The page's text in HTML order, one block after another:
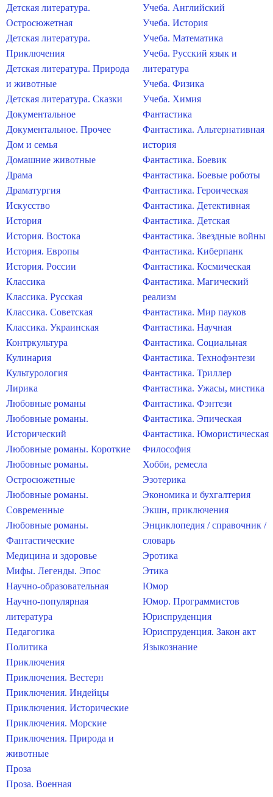
Детская литература.
Остросюжетная
Детская литература.
Приключения
Детская литература. Природа
и животные
Детская литература. Сказки
Документальное
Документальное. Прочее
Дом и семья
Домашние животные
Драма
Драматургия
Искусство
История
История. Востока
История. Европы
История. России
Классика
Классика. Русская
Классика. Советская
Классика. Украинская
Контркультура
Кулинария
Культурология
Лирика
Любовные романы
Любовные романы.
Исторический
Любовные романы. Короткие
Любовные романы.
Остросюжетные
Любовные романы.
Современные
Любовные романы.
Фантастические
Медицина и здоровье
Мифы. Легенды. Эпос
Научно-образовательная
Научно-популярная
литература
Педагогика
Политика
Приключения
Приключения. Вестерн
Приключения. Индейцы
Приключения. Исторические
Приключения. Морские
Приключения. Природа и
животные
Проза
Проза. Военная
Учеба. Английский
Учеба. История
Учеба. Математика
Учеба. Русский язык и
литература
Учеба. Физика
Учеба. Химия
Фантастика
Фантастика. Альтернативная
история
Фантастика. Боевик
Фантастика. Боевые роботы
Фантастика. Героическая
Фантастика. Детективная
Фантастика. Детская
Фантастика. Звездные войны
Фантастика. Киберпанк
Фантастика. Космическая
Фантастика. Магический
реализм
Фантастика. Мир пауков
Фантастика. Научная
Фантастика. Социальная
Фантастика. Технофэнтези
Фантастика. Триллер
Фантастика. Ужасы, мистика
Фантастика. Фэнтези
Фантастика. Эпическая
Фантастика. Юмористическая
Философия
Хобби, ремесла
Эзотерика
Экономика и бухгалтерия
Экшн, приключения
Энциклопедия / справочник /
словарь
Эротика
Этика
Юмор
Юмор. Программистов
Юриспруденция
Юриспруденция. Закон акт
Языкознание